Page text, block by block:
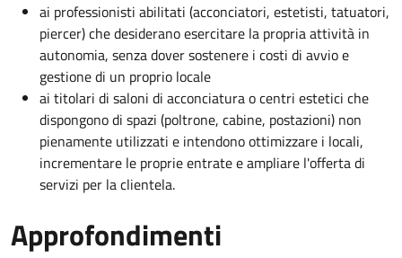
ai professionisti abilitati (acconciatori, estetisti, tatuatori,
piercer) che desiderano esercitare la propria attività in
autonomia, senza dover sostenere i costi di avvio e
gestione di un proprio locale
ai titolari di saloni di acconciatura o centri estetici che
dispongono di spazi (poltrone, cabine, postazioni) non
pienamente utilizzati e intendono ottimizzare i locali,
incrementare le proprie entrate e ampliare l'offerta di
servizi per la clientela.
Approfondimenti